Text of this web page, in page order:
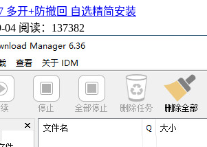
多开+防撤回 自选精简安装
04 阅读：137382